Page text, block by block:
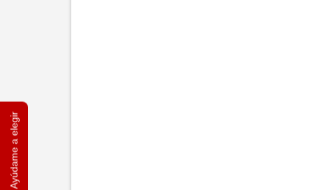
Ayúdame a elegir